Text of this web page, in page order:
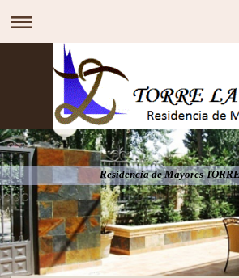
Residencia de Mayores